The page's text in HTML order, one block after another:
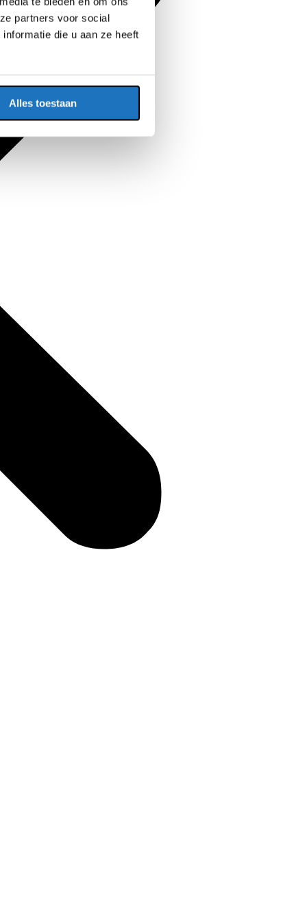
partners voor social
die u aan ze heeft
Alles toestaan